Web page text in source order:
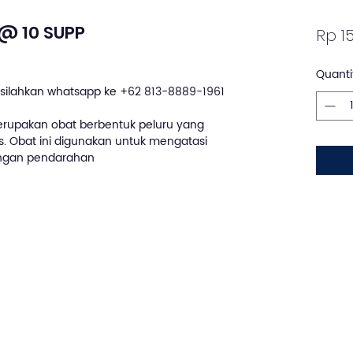
10 SUPP
whatsapp ke +62 813-8889-1961
obat berbentuk peluru yang
Obat ini digunakan untuk mengatasi
pendarahan
Rp